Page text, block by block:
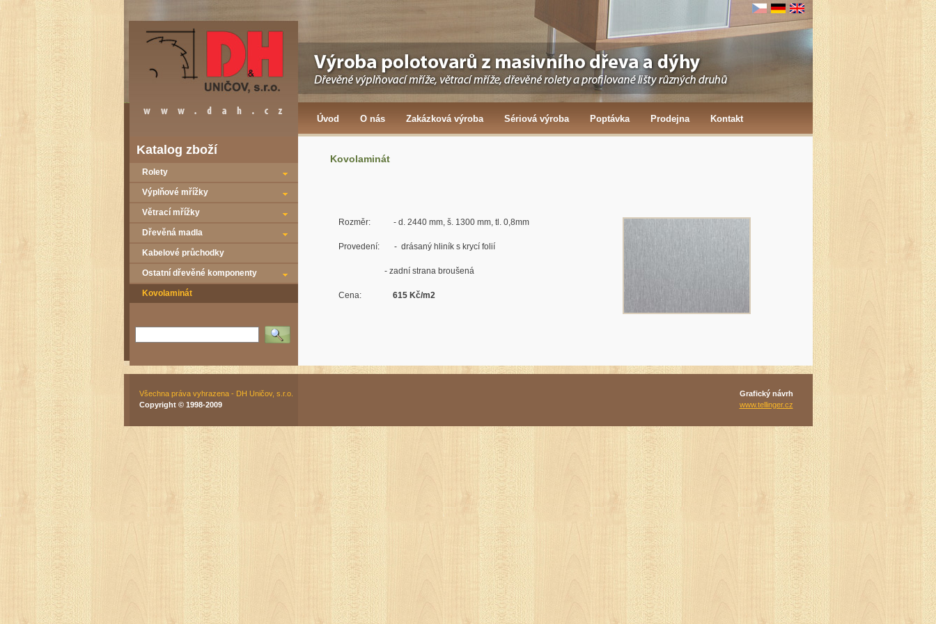
Úvod O nás Zakázková výroba Sériová výroba Poptávka Prodejna Kontakt
Katalog zboží
Rolety
Výplňové mřížky
Větrací mřížky
Dřevěná madla
Kabelové průchodky
Ostatní dřevěné komponenty
Kovolaminát
Vyhledat
Kovolaminát
Rozměr: - d. 2440 mm, š. 1300 mm, tl. 0,8mm
Provedení: - drásaný hliník s krycí folií
- zadní strana broušená
Cena: 615 Kč/m2
Všechna práva vyhrazena - DH Uničov, s.r.o.
Copyright © 1998-2009
Grafický návrh
www.tellinger.cz